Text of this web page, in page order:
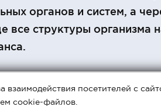
органов и систем, а
все структуры организма
посетителей с
cookie-файлов.